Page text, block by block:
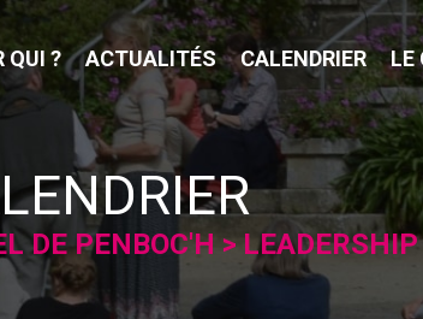
QUI ? ACTUALITÉS CALENDRIER LE
DE PENBOC'H LEADERSHIP